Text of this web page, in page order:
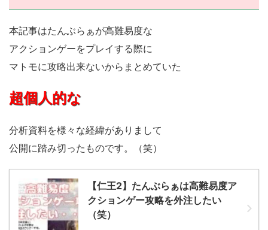
本記事はたんぶらぁが高難易度な
アクションゲーをプレイする際に
マトモに攻略出来ないからまとめていた
超個人的な
分析資料を様々な経緯がありまして
公開に踏み切ったものです。（笑）
【仁王2】たんぶらぁは高難易度ア
クションゲー攻略を外注したい
（笑）